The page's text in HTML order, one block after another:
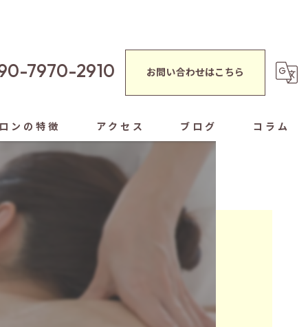
7970-2910 お問い合わせはこちら
ンの特徴
し
ャルエステ
し
アクセス ブログ コラム